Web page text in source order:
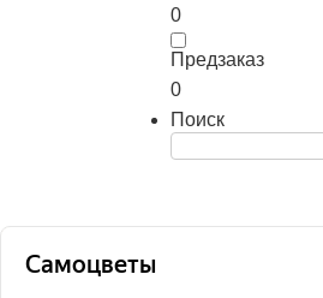
0
Предзаказ
0
Поиск